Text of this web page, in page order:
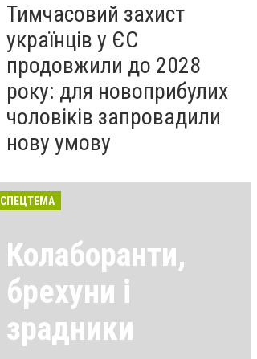
Тимчасовий захист
українців у ЄС
продовжили до 2028
року: для новоприбулих
чоловіків запровадили
нову умову
СПЕЦТЕМА
Колаборанти,
брехуни і
зрадники